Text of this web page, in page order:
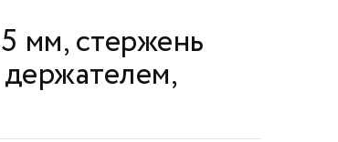
мм, стержень